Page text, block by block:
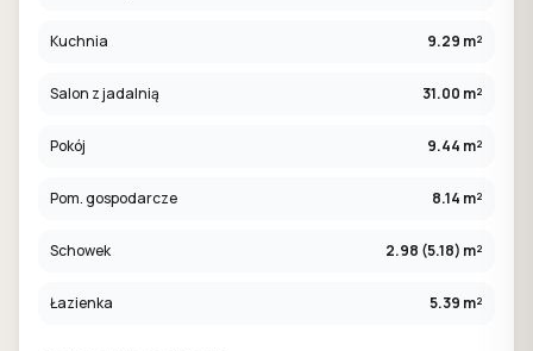
Kuchnia 9.29 m²
Salon z jadalnią 31.00 m²
Pokój 9.44 m²
Pom. gospodarcze 8.14 m²
Schowek 2.98 (5.18) m²
Łazienka 5.39 m²